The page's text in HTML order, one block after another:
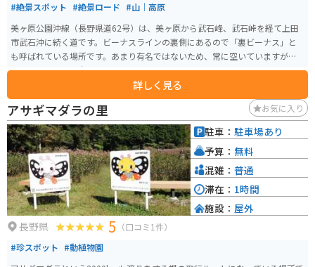
#絶景スポット #絶景ロード #山｜高原
美ヶ原公園沖線（長野県道62号）は、美ヶ原から武石峰、武石峠を経て上田
市武石沖に続く道です。ビーナスラインの裏側にあるので「裏ビーナス」と
も呼ばれている場所です。あまり有名ではないため、常に空いていますが、
飲食店等のお店は全くないので景色を楽しむだけになります。
詳しく見る
アサギマダラの里 お気に入り
長野県 5 （口コミ1件）
#珍スポット #動植物園
駐車： 駐車場あり
予算： 無料
混雑： 普通
滞在： 1時間
施設： 屋外